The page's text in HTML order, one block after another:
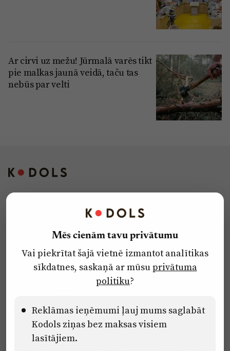
Ar cirvi uz mežu! Jūrmalā varēs tikt
pie malkas jaunā veidā, taču tas
nebūs par velti
Privātuma politika
Ētikas kodekss
Pārredzamības paziņojumi
Eiropas Savienības Atveseļošanas un noturības mehānisma plāna
Mēs cienām tavu privātumu
Vai piekrītat šajā vietnē izmantot analītikas
sīkdatnes, saskaņā ar mūsuprivātuma
politiku?
Reklāmas ieņēmumi ļauj mums saglabāt
Kodols ziņas bez maksas visiem
lasītājiem.